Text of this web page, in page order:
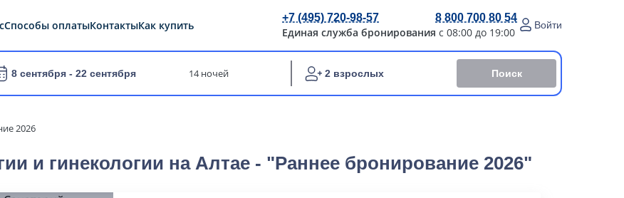
Способы оплатыКонтактыКак купить
+7 (495) 720-98-57 8 800 700 80 54
Единая служба бронирования с 08:00 до 19:00
Войти
8 сентября - 22 сентября 14 ночей 2 взрослых Поиск
2026
и гинекологии на Алтае - "Раннее бронирование 2026"